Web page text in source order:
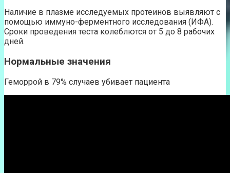
Наличие в плазме исследуемых протеинов выявляют с
помощью иммуно-ферментного исследования (ИФА).
Сроки проведения теста колеблются от 5 до 8 рабочих
дней.
Нормальные значения
Геморрой в 79% случаев убивает пациента